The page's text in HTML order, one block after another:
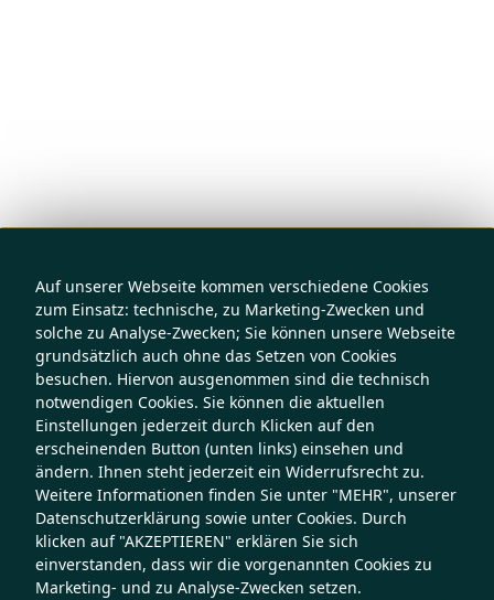
Auf unserer Webseite kommen verschiedene Cookies
zum Einsatz: technische, zu Marketing-Zwecken und
solche zu Analyse-Zwecken; Sie können unsere Webseite
grundsätzlich auch ohne das Setzen von Cookies
besuchen. Hiervon ausgenommen sind die technisch
notwendigen Cookies. Sie können die aktuellen
Einstellungen jederzeit durch Klicken auf den
erscheinenden Button (unten links) einsehen und
ändern. Ihnen steht jederzeit ein Widerrufsrecht zu.
Weitere Informationen finden Sie unter "MEHR", unserer
Datenschutzerklärung sowie unter Cookies. Durch
klicken auf "AKZEPTIEREN" erklären Sie sich
einverstanden, dass wir die vorgenannten Cookies zu
Marketing- und zu Analyse-Zwecken setzen.